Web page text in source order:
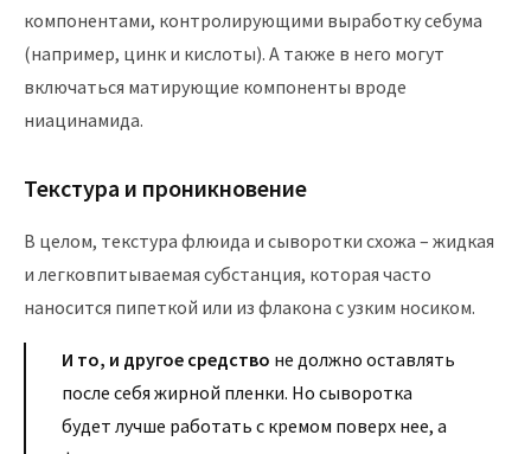
компонентами, контролирующими выработку себума
(например, цинк и кислоты). А также в него могут
включаться матирующие компоненты вроде
ниацинамида.
Текстура и проникновение
В целом, текстура флюида и сыворотки схожа – жидкая
и легковпитываемая субстанция, которая часто
наносится пипеткой или из флакона с узким носиком.
И то, и другое средство не должно оставлять
после себя жирной пленки. Но сыворотка
будет лучше работать с кремом поверх нее, а